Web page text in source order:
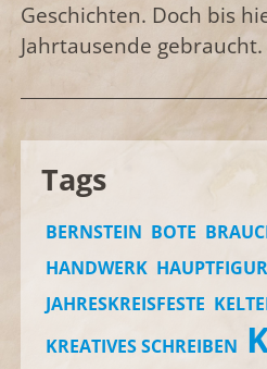
Geschichten. Doch bis
Jahrtausende gebraucht.
Tags
BERNSTEIN BOTE
HANDWERK HAUPTFIGUR
JAHRESKREISFESTE
KREATIVES SCHREIBEN